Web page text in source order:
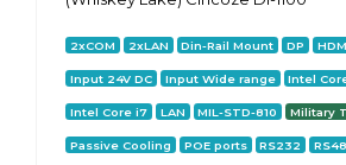
2xCOM 2xLAN Din-Rail Mount DP
Input 24V DC Input Wide range Intel
Intel Core i7 LAN MIL-STD-810 Military
Passive Cooling POE ports RS232